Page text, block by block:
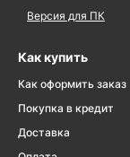
Версия для ПК
Как купить
Как оформить заказ
Покупка в кредит
Доставка